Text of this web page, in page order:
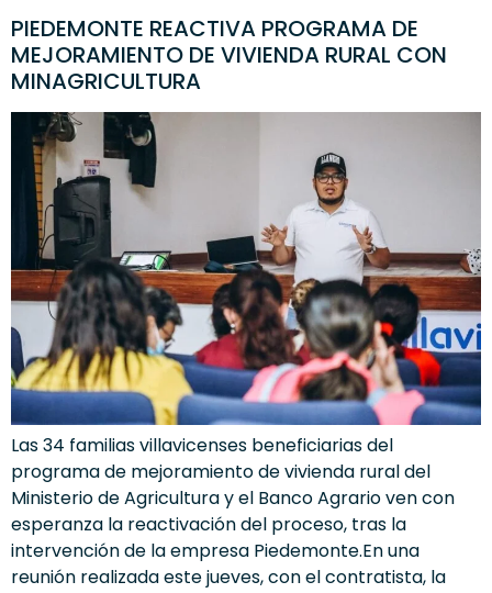
PIEDEMONTE REACTIVA PROGRAMA DE
MEJORAMIENTO DE VIVIENDA RURAL CON
MINAGRICULTURA
Las 34 familias villavicenses beneficiarias del
programa de mejoramiento de vivienda rural del
Ministerio de Agricultura y el Banco Agrario ven con
esperanza la reactivación del proceso, tras la
intervención de la empresa Piedemonte.En una
reunión realizada este jueves, con el contratista, la